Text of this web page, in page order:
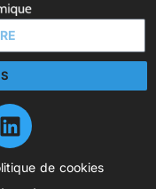
de cookies